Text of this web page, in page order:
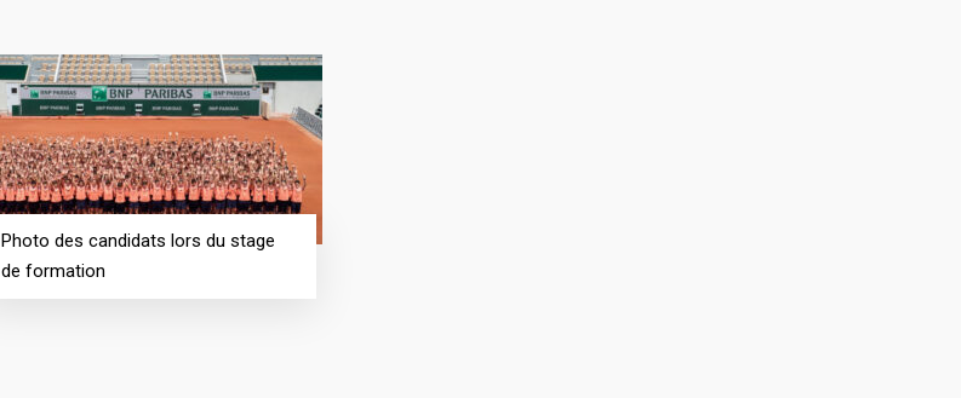
Photo des candidats lors du stage
de formation